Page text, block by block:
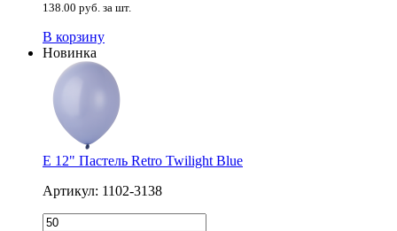
138.00 руб. за шт.
В корзину
Новинка
Е 12" Пастель Retro Twilight Blue
Артикул: 1102-3138